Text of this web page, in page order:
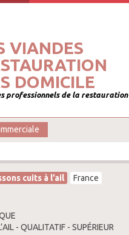
VIANDES
DOMICILE
professionnels de la restauration
cuits à l’ail France
- QUALITATIF - SUPÉRIEUR